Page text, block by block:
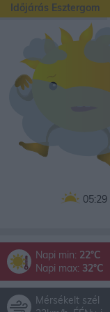
Időjárás Esztergom
05:29
Napi min: 22°C
Napi max: 32°C
Mérsékelt szél